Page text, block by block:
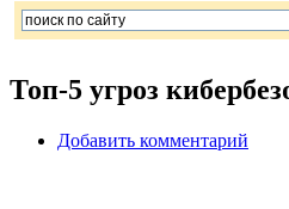
Топ-5 угроз
Добавить комментарий